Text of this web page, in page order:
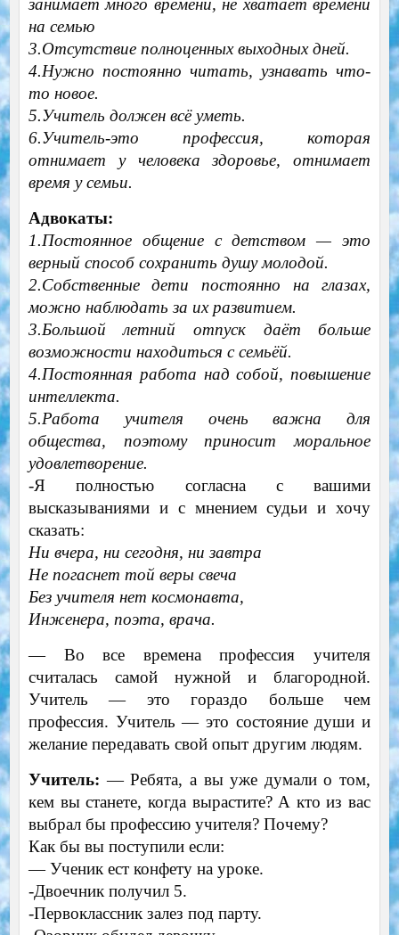
занимает много времени, не хватает времени
на семью
3.Отсутствие полноценных выходных дней.
4.Нужно постоянно читать, узнавать что-
то новое.
5.Учитель должен всё уметь.
6.Учитель-это профессия, которая
отнимает у человека здоровье, отнимает
время у семьи.
Адвокаты:
1.Постоянное общение с детством— это
верный способ сохранить душу молодой.
2.Собственные дети постоянно на глазах,
можно наблюдать за их развитием.
3.Большой летний отпуск даёт больше
возможности находиться с семьёй.
4.Постоянная работа над собой, повышение
интеллекта.
5.Работа учителя очень важна для
общества, поэтому приносит моральное
удовлетворение.
-Я полностью согласна с вашими
высказываниями и с мнением судьи и хочу
сказать:
Ни вчера, ни сегодня, ни завтра
Не погаснет той веры свеча
Без учителя нет космонавта,
Инженера, поэта, врача.
—Во все времена профессия учителя
считалась самой нужной и благородной.
Учитель — это гораздо больше чем
профессия. Учитель — это состояние души и
желание передавать свой опыт другим людям.
Учитель: —Ребята, а вы уже думали о том,
кем вы станете, когда вырастите? А кто из вас
выбрал бы профессию учителя? Почему?
Как бы вы поступили если:
— Ученик ест конфету на уроке.
-Двоечник получил 5.
-Первоклассник залез под парту.